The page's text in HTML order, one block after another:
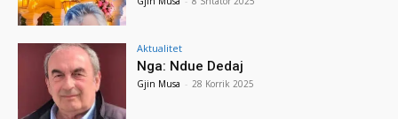
Aktualitet
Nga: Ndue Dedaj
Gjin Musa - 28 Korrik 2025